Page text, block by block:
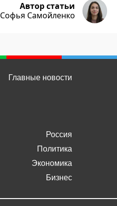
Автор статьи
Софья Самойленко
Главные новости
Россия
Политика
Экономика
Бизнес